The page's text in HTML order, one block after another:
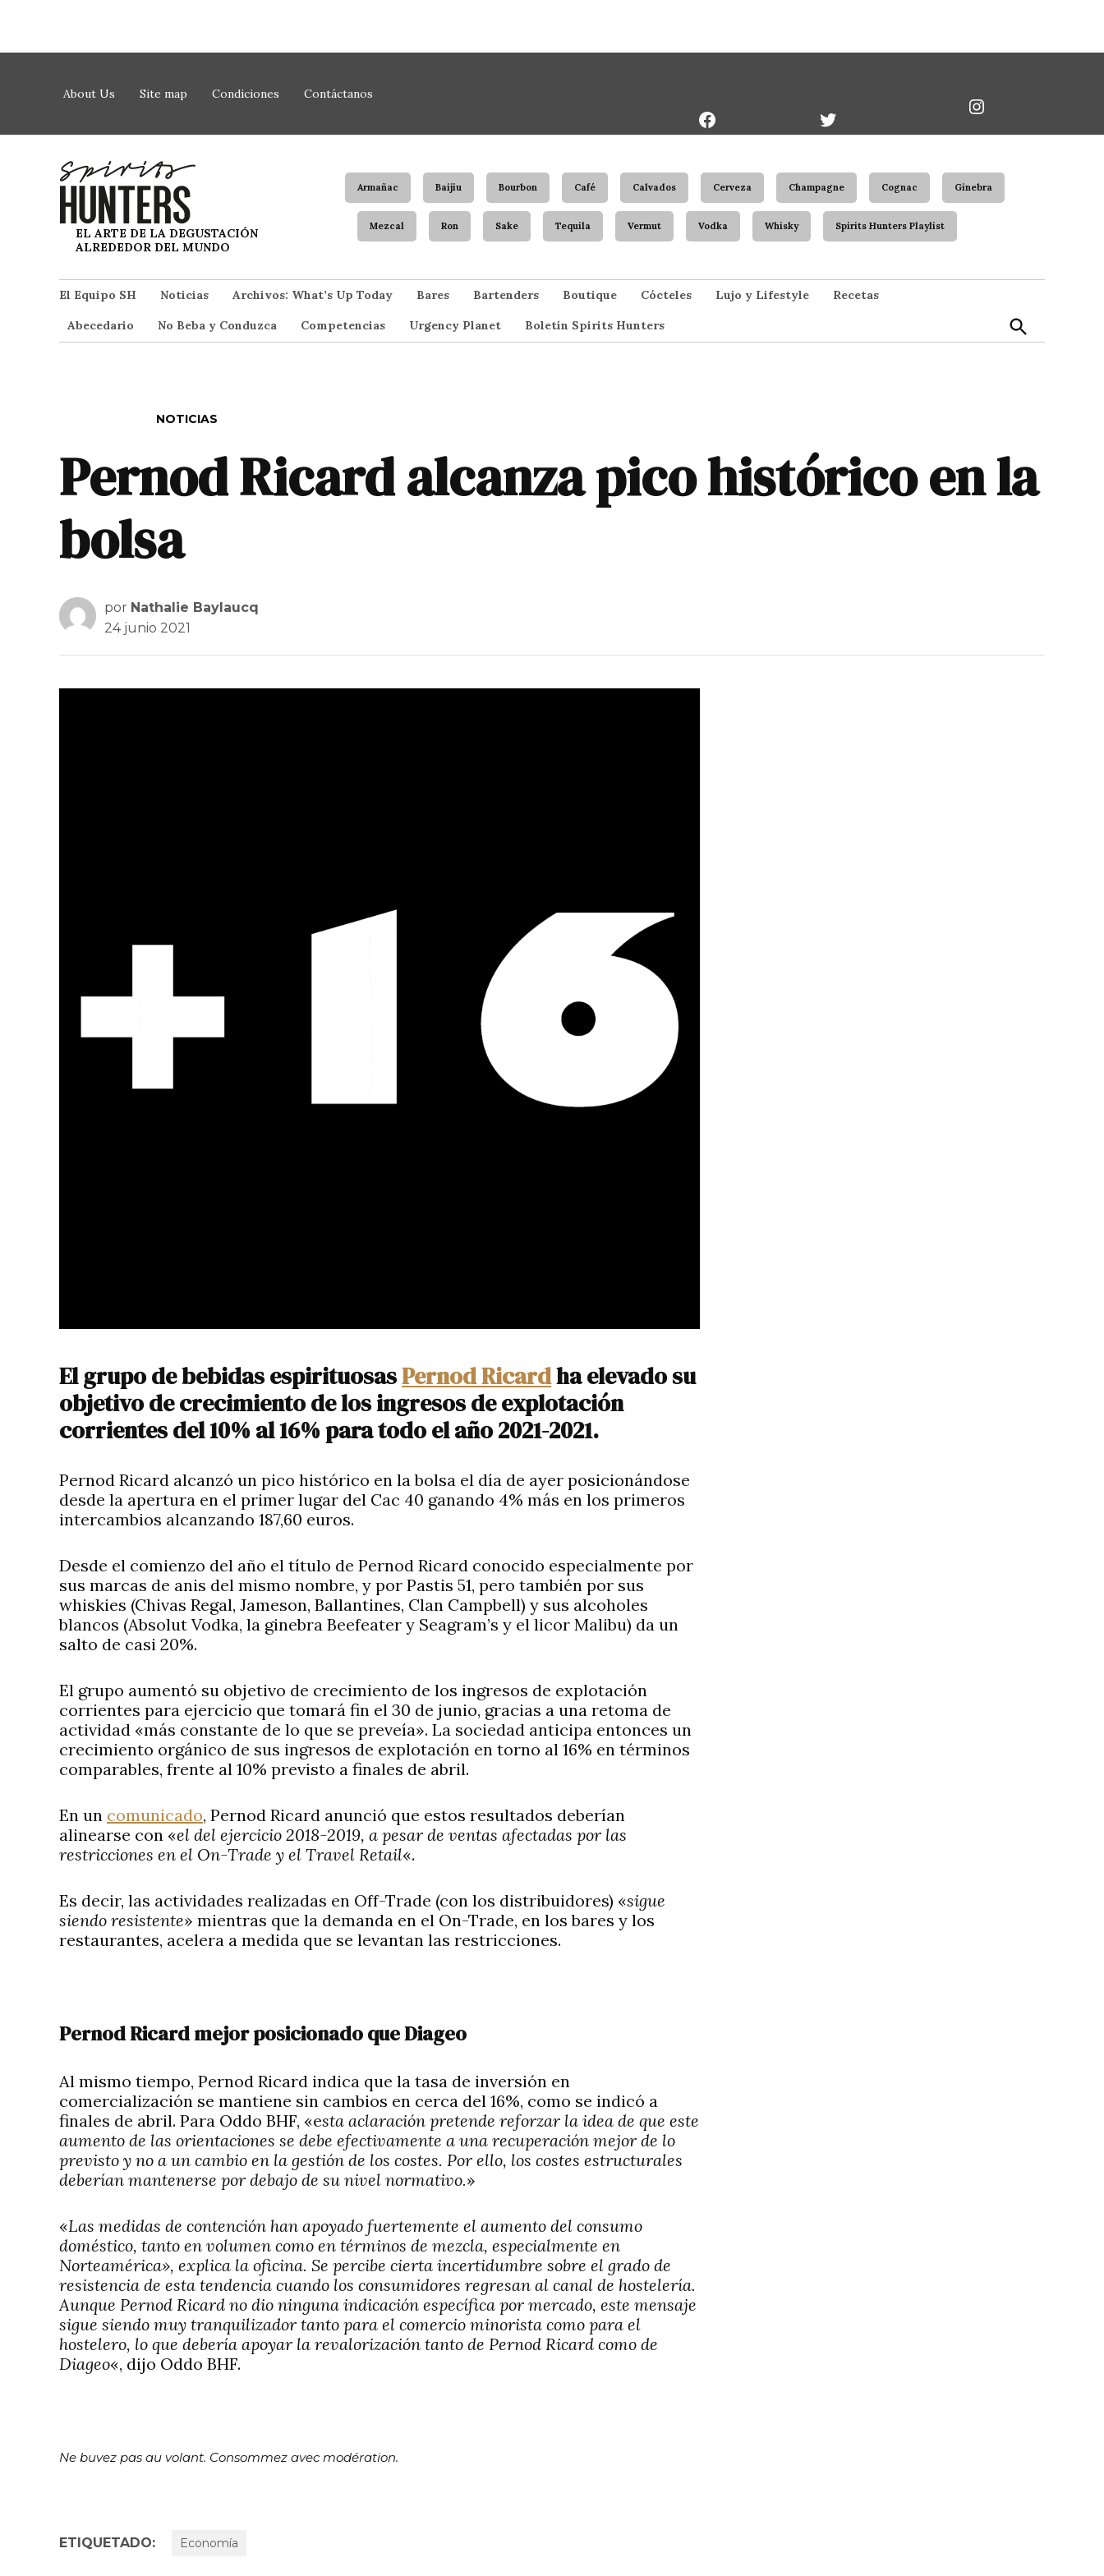
About Us Site map Condiciones Contáctanos
Spirit Hunters
EL ARTE DE LA DEGUSTACIÓN
ALREDEDOR DEL MUNDO
Armañac Baijiu Bourbon Café Calvados Cerveza Champagne Cognac Ginebra
Mezcal Ron Sake Tequila Vermut Vodka Whisky Spirits Hunters Playlist
El Equipo SH Noticias Archivos: What’s Up Today Bares Bartenders Boutique Cócteles Lujo y Lifestyle Recetas
Abecedario No Beba y Conduzca Competencias Urgency Planet Boletín Spirits Hunters
NOTICIAS
Pernod Ricard alcanza pico histórico en la
bolsa
por Nathalie Baylaucq
24 junio 2021
El grupo de bebidas espirituosasPernod Ricardha elevado su
objetivo de crecimiento de los ingresos de explotación
corrientes del 10% al 16% para todo el año 2021-2021.
Pernod Ricard alcanzó un pico histórico en la bolsa el día de ayer posicionándose
desde la apertura en el primer lugar del Cac 40 ganando 4% más en los primeros
intercambios alcanzando 187,60 euros.
Desde el comienzo del año el título de Pernod Ricard conocido especialmente por
sus marcas de anis del mismo nombre, y por Pastis 51, pero también por sus
whiskies (Chivas Regal, Jameson, Ballantines, Clan Campbell) y sus alcoholes
blancos (Absolut Vodka, la ginebra Beefeater y Seagram’s y el licor Malibu) da un
salto de casi 20%.
El grupo aumentó su objetivo de crecimiento de los ingresos de explotación
corrientes para ejercicio que tomará fin el 30 de junio, gracias a una retoma de
actividad «más constante de lo que se preveía». La sociedad anticipa entonces un
crecimiento orgánico de sus ingresos de explotación en torno al 16% en términos
comparables, frente al 10% previsto a finales de abril.
En un comunicado, Pernod Ricard anunció que estos resultados deberían
alinearse con «el del ejercicio 2018-2019, a pesar de ventas afectadas por las
restricciones en el On-Trade y el Travel Retail«.
Es decir, las actividades realizadas en Off-Trade (con los distribuidores) «sigue
siendo resistente» mientras que la demanda en el On-Trade, en los bares y los
restaurantes, acelera a medida que se levantan las restricciones.
Pernod Ricard mejor posicionado que Diageo
Al mismo tiempo, Pernod Ricard indica que la tasa de inversión en
comercialización se mantiene sin cambios en cerca del 16%, como se indicó a
finales de abril. Para Oddo BHF, «esta aclaración pretende reforzar la idea de que este
aumento de las orientaciones se debe efectivamente a una recuperación mejor de lo
previsto y no a un cambio en la gestión de los costes. Por ello, los costes estructurales
deberían mantenerse por debajo de su nivel normativo.»
«Las medidas de contención han apoyado fuertemente el aumento del consumo
doméstico, tanto en volumen como en términos de mezcla, especialmente en
Norteamérica», explica la oficina. Se percibe cierta incertidumbre sobre el grado de
resistencia de esta tendencia cuando los consumidores regresan al canal de hostelería.
Aunque Pernod Ricard no dio ninguna indicación específica por mercado, este mensaje
sigue siendo muy tranquilizador tanto para el comercio minorista como para el
hostelero, lo que debería apoyar la revalorización tanto de Pernod Ricard como de
Diageo«, dijo Oddo BHF.
Ne buvez pas au volant. Consommez avec modération.
ETIQUETADO: Economía